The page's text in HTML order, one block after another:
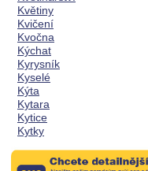
Květiny
Kvičení
Kvočna
Kýchat
Kyrysník
Kyselé
Kýta
Kytara
Kytice
Kytky